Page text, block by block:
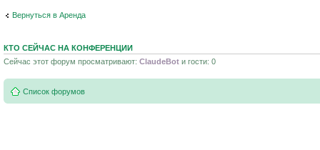
Вернуться в Аренда
КТО СЕЙЧАС НА КОНФЕРЕНЦИИ
Сейчас этот форум просматривают: ClaudeBot и гости: 0
Список форумов